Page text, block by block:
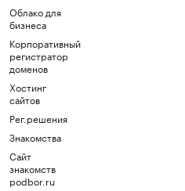
Облако для
бизнеса
Корпоративный
регистратор
доменов
Хостинг
сайтов
Рег.решения
Знакомства
Сайт
знакомств
podbor.ru